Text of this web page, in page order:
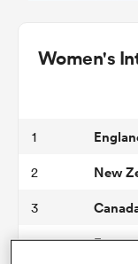
Women's
1
2 New
3
4 France